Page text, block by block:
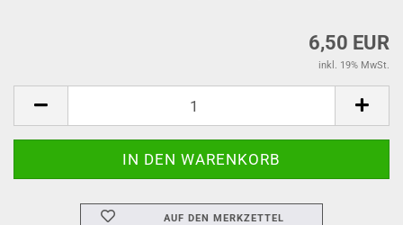
6,50 EUR
inkl. 19% MwSt.
AUF DEN MERKZETTEL